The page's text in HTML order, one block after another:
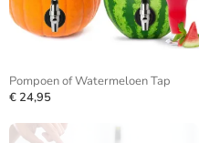
Pompoen of Watermeloen Tap
€ 24,95